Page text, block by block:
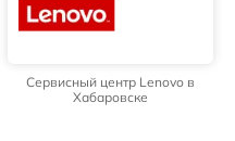
Сервисный центр Lenovo в
Хабаровске